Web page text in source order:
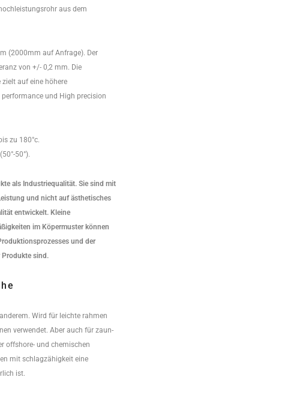
aus dem
(2000mm auf Anfrage). Der
von +/- 0,2 mm. Die
auf eine höhere
und High precision
zu 180°c.
50°).
als Industriequalität. Sie sind mit
und nicht auf ästhetisches
entwickelt. Kleine
im Köpermuster können
und der
Produkte sind.
Wird für leichte rahmen
verwendet. Aber auch für zaun-
offshore- und chemischen
mit schlagzähigkeit eine
ist.